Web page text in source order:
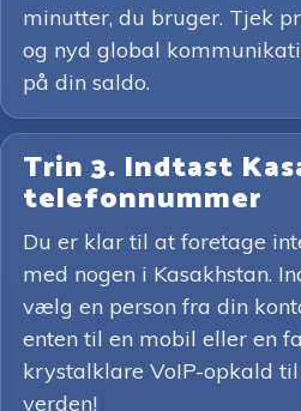
minutter, du bruger. Tjek
og nyd global
på din saldo.
Trin 3. Indtast
telefonnummer
Du er klar til at foretage
med nogen i Kasakhstan.
vælg en person fra din
enten til en mobil eller en
krystalklare VoIP-opkald
verden!